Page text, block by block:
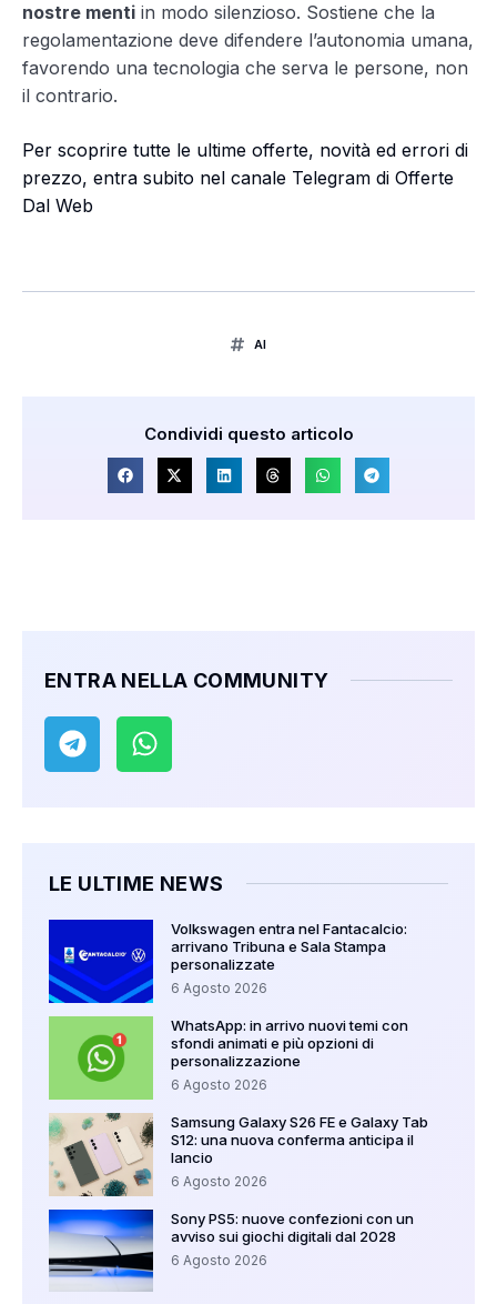
nostre menti in modo silenzioso. Sostiene che la
regolamentazione deve difendere l’autonomia umana,
favorendo una tecnologia che serva le persone, non
il contrario.
Per scoprire tutte le ultime offerte, novità ed errori di
prezzo, entra subito nel canale Telegram di Offerte
Dal Web
AI
Condividi questo articolo
ENTRA NELLA COMMUNITY
LE ULTIME NEWS
Volkswagen entra nel Fantacalcio:
arrivano Tribuna e Sala Stampa
personalizzate
6 Agosto 2026
WhatsApp: in arrivo nuovi temi con
sfondi animati e più opzioni di
personalizzazione
6 Agosto 2026
Samsung Galaxy S26 FE e Galaxy Tab
S12: una nuova conferma anticipa il
lancio
6 Agosto 2026
Sony PS5: nuove confezioni con un
avviso sui giochi digitali dal 2028
6 Agosto 2026